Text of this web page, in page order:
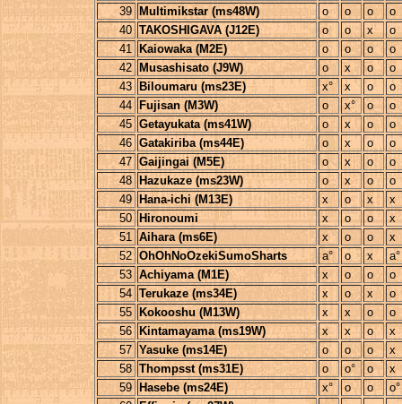
39
Multimikstar (ms48W) o o o
o
40 TAKOSHIGAVA (J12E) o o x
o
41
Kaiowaka (M2E) o o o
o
42
Musashisato (J9W) o x o
o
43
Biloumaru (ms23E) x° x o
o
44
Fujisan (M3W) o x° o
o
45 Getayukata (ms41W) o x o
o
46 Gatakiriba (ms44E) o x o
o
47 Gaijingai (M5E) o x o
o
48
Hazukaze (ms23W) o x o
o
49
Hana-ichi (M13E) x o x
x
50
Hironoumi x o o
x
51 Aihara (ms6E) x o o
x
52 OhOhNoOzekiSumoSharts a° o x
a°
53 Achiyama (M1E) x o o
o
54 Terukaze (ms34E) x o x
o
55
Kokooshu (M13W) x x o
o
56
Kintamayama (ms19W) x x o
x
57 Yasuke (ms14E) o o o
x
58 Thompsst (ms31E) o o° o
x
59
Hasebe (ms24E) x° o o
o°